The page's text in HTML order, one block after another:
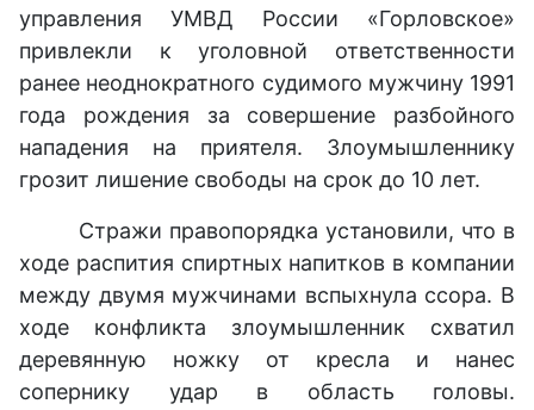
управления УМВД России «Горловское»
привлекли к уголовной ответственности
ранее неоднократного судимого мужчину 1991
года рождения за совершение разбойного
нападения на приятеля. Злоумышленнику
грозит лишение свободы на срок до 10 лет.
Стражи правопорядка установили, что в
ходе распития спиртных напитков в компании
между двумя мужчинами вспыхнула ссора. В
ходе конфликта злоумышленник схватил
деревянную ножку от кресла и нанес
сопернику удар в область головы.